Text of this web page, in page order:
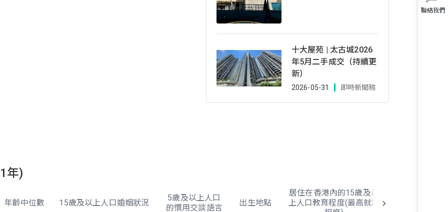
聯絡我們
十大屋苑 | 太古城2026
年5月二手成交（持續更
新）
2026-05-31 即時新聞稿
年)
年齡中位數 15歲及以上人口婚姻狀況
5歲及以上人口
的慣用交談語言
出生地點
居住在香港內的15歲及以
上人口教育程度(最高就讀